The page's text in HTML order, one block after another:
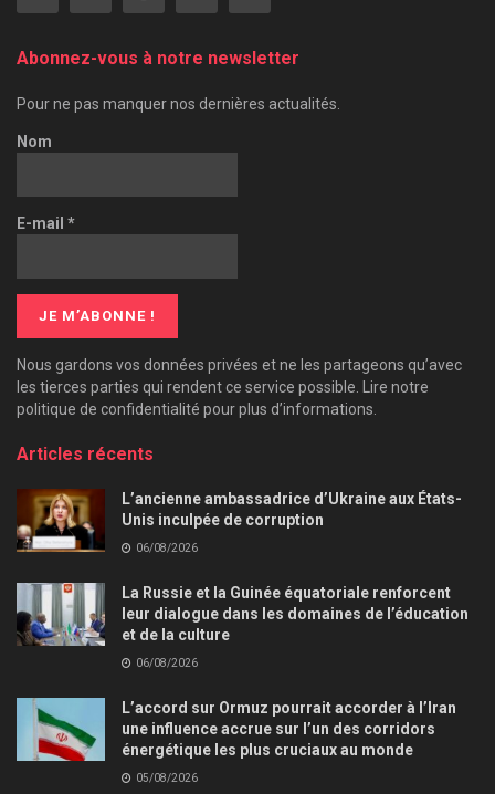
Abonnez-vous à notre newsletter
Pour ne pas manquer nos dernières actualités.
Nom
E-mail *
Nous gardons vos données privées et ne les partageons qu’avec
les tierces parties qui rendent ce service possible. Lire notre
politique de confidentialité pour plus d’informations.
Articles récents
L’ancienne ambassadrice d’Ukraine aux États-
Unis inculpée de corruption
06/08/2026
La Russie et la Guinée équatoriale renforcent
leur dialogue dans les domaines de l’éducation
et de la culture
06/08/2026
L’accord sur Ormuz pourrait accorder à l’Iran
une influence accrue sur l’un des corridors
énergétique les plus cruciaux au monde
05/08/2026